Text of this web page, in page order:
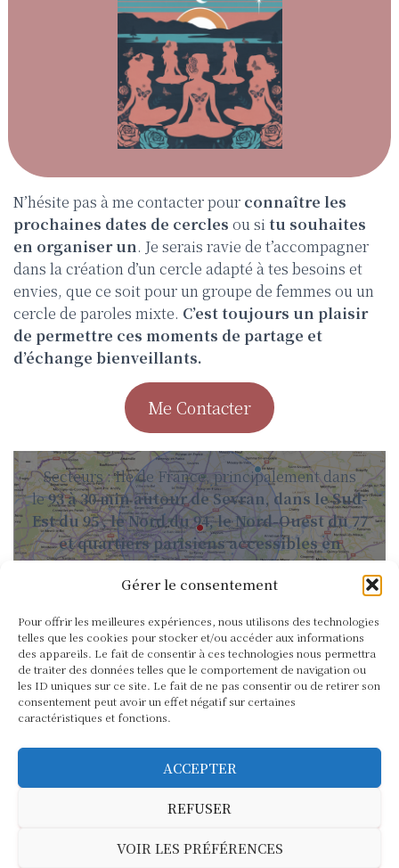
Gérer le consentement
Pour offrir les meilleures expériences, nous utilisons des technologies
telles que les cookies pour stocker et/ou accéder aux informations
des appareils. Le fait de consentir à ces technologies nous permettra
de traiter des données telles que le comportement de navigation ou
les ID uniques sur ce site. Le fait de ne pas consentir ou de retirer son
consentement peut avoir un effet négatif sur certaines
caractéristiques et fonctions.
ACCEPTER
REFUSER
VOIR LES PRÉFÉRENCES
N’hésite pas à me contacter pour connaître les
prochaines dates de cercles ou situ souhaites
en organiser un. Je serais ravie de t’accompagner
dans la création d’un cercle adapté à tes besoins et
envies, que ce soit pour un groupe de femmes ou un
cercle de paroles mixte. C’est toujours un plaisir
de permettre ces moments de partage et
d’échange bienveillants.
Me Contacter
Secteurs : Ile de France, principalement dans
le93 à 30 min autour de Sevran, dans le Sud-
Est du 95 , le Nord du 94, le Nord-Ouest du 77
et quartiers parisiens accessibles en
transports depuis la ligne du RER B.
Téléphone : 0624284353
E-Mail : Contact@elysiadoula.fr